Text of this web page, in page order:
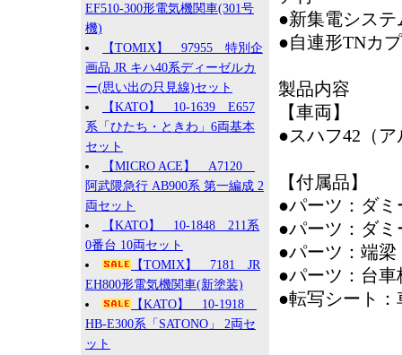
EF510-300形電気機関車(301号
機)
【TOMIX】 97955 特別企
画品 JR キハ40系ディーゼルカ
ー(思い出の只見線)セット
【KATO】 10-1639 E657
系「ひたち・ときわ」6両基本
セット
【MICRO ACE】 A7120
阿武隈急行 AB900系 第一編成 2
両セット
【KATO】 10-1848 211系
0番台 10両セット
【TOMIX】 7181 JR
EH800形電気機関車(新塗装)
【KATO】 10-1918
HB-E300系「SATONO」 2両セ
ット
●新集電シス
●自連形TNカ
製品内容
【車両】
●スハフ42（
【付属品】
●パーツ：ダ
●パーツ：ダ
●パーツ：端梁
●パーツ：台
●転写シート：